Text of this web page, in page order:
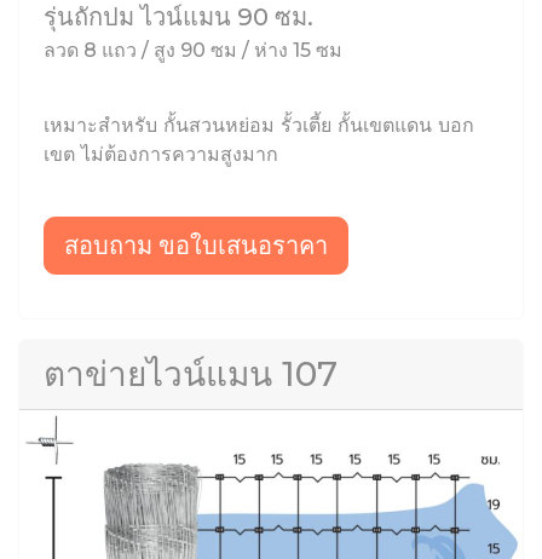
รุ่นถักปม ไวน์แมน 90 ซม.
ลวด 8 แถว / สูง 90 ซม / ห่าง 15 ซม
เหมาะสำหรับ กั้นสวนหย่อม รั้วเตี้ย กั้นเขตแดน บอก
เขต ไม่ต้องการความสูงมาก
สอบถาม ขอใบเสนอราคา
ตาข่ายไวน์แมน 107